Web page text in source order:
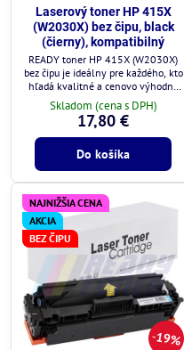
Laserový toner HP 415X
(W2030X) bez čipu, black
(čierny), kompatibilný
READY toner HP 415X (W2030X)
bez čipu je ideálny pre každého, kto
hľadá kvalitné a cenovo výhodné
riešenie.
Skladom (cena s DPH)
17,80 €
Do košíka
19%
NAJNIŽŠIA CENA
AKCIA
BEZ ČIPU